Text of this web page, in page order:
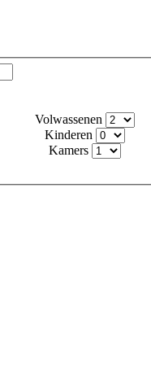
Volwassenen
Kinderen
Kamers